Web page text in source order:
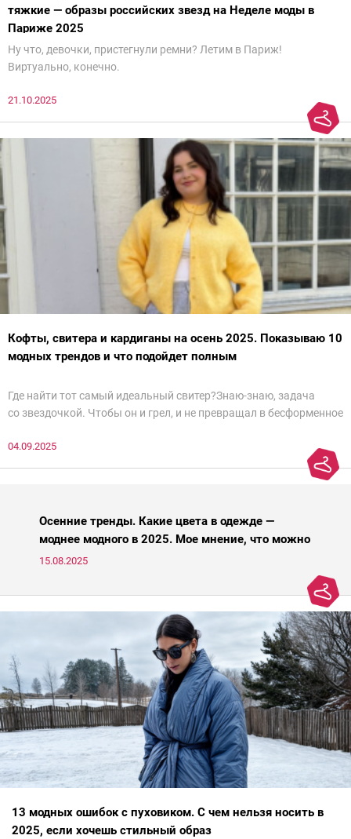
тяжкие — образы российских звезд на Неделе моды в
Париже 2025
Ну что, девочки, пристегнули ремни? Летим в Париж!
Виртуально, конечно.
21.10.2025
Кофты, свитера и кардиганы на осень 2025. Показываю 10
модных трендов и что подойдет полным
Где найти тот самый идеальный свитер?Знаю-знаю, задача
со звездочкой. Чтобы он и грел, и не превращал в бесформенное
паники.
04.09.2025
Осенние тренды. Какие цвета в одежде —
моднее модного в 2025. Мое мнение, что можно
носить, а что нет
15.08.2025
13 модных ошибок с пуховиком. С чем нельзя носить в
2025, если хочешь стильный образ